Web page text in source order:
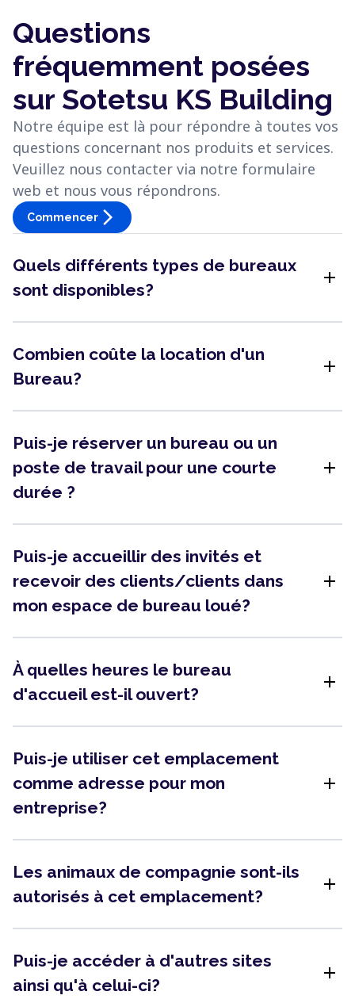
Questions
fréquemment posées
sur Sotetsu KS Building
Notre équipe est là pour répondre à toutes vos
questions concernant nos produits et services.
Veuillez nous contacter via notre formulaire
web et nous vous répondrons.
Commencer arrow_forward_ios
Quels différents types de bureaux
sont disponibles?
add
Combien coûte la location d'un
Bureau?
add
Puis-je réserver un bureau ou un
poste de travail pour une courte
durée ?
add
Puis-je accueillir des invités et
recevoir des clients/clients dans
mon espace de bureau loué?
add
À quelles heures le bureau
d'accueil est-il ouvert?
add
Puis-je utiliser cet emplacement
comme adresse pour mon
entreprise?
add
Les animaux de compagnie sont-ils
autorisés à cet emplacement?
add
Puis-je accéder à d'autres sites
ainsi qu'à celui-ci?
add